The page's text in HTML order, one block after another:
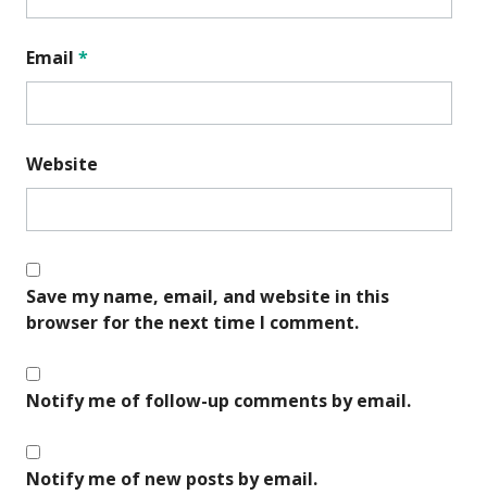
Email *
Website
Save my name, email, and website in this
browser for the next time I comment.
Notify me of follow-up comments by email.
Notify me of new posts by email.